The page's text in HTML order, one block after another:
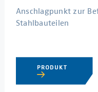
Anschlagpunkt zur
Stahlbauteilen
PRODUKT